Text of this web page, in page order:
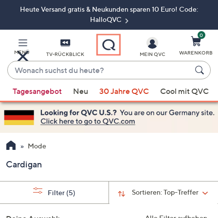
ZumHeute Versand gratis & Neukunden sparen 10 Euro! Code:
HalloQVC
MENÜ TV-RÜCKBLICK
Wonach
suchst
du
heute?
Vorschläge
verfügbar
sind,
verwenden
Sie
Pfeiltasten
nach
und
nach
MEIN QVC
0
WARENKORB
Tagesangebot Neu 30 Jahre QVC Cool mit QVC
Mode
Cardigan
Sortieren:Top-Treffer
Filter (5)